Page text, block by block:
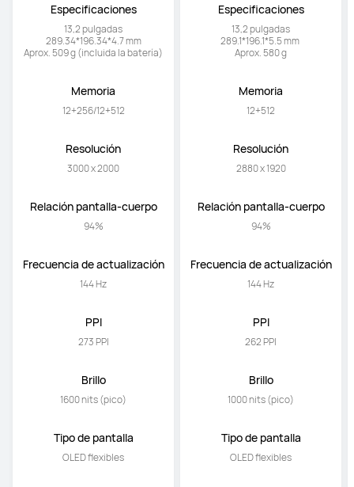
Especificaciones
13,2 pulgadas
289.34*196.34*4.7 mm
Aprox. 509 g (incluida la batería)
Memoria
12+256/12+512
Resolución
3000 x 2000
Relación pantalla-cuerpo
94%
Frecuencia de actualización
144 Hz
PPI
273 PPI
Brillo
1600 nits (pico)
Tipo de pantalla
OLED flexibles
Especificaciones
13,2 pulgadas
289.1*196.1*5.5 mm
Aprox. 580 g
Memoria
12+512
Resolución
2880 x 1920
Relación pantalla-cuerpo
94%
Frecuencia de actualización
144 Hz
PPI
262 PPI
Brillo
1000 nits (pico)
Tipo de pantalla
OLED flexibles